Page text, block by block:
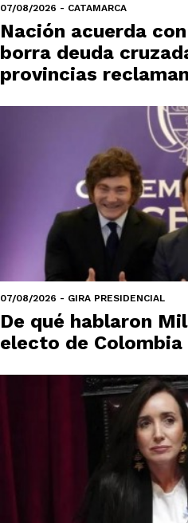
07/08/2026 - CATAMARCA
Nación acuerda
borra deuda
provincias
07/08/2026 - GIRA PRESIDENCIAL
De qué hablaron
electo de Colombia